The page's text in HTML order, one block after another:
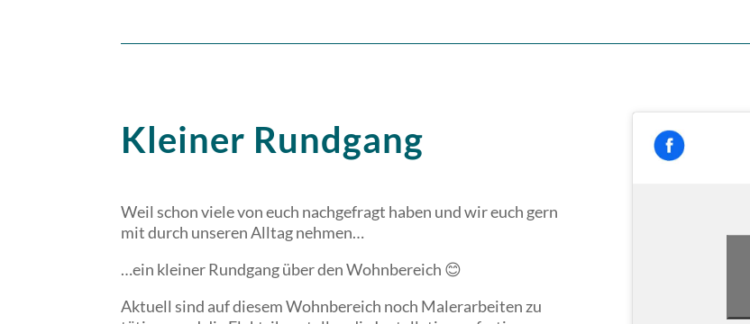
Kleiner Rundgang
Weil schon viele von euch nachgefragt haben und wir euch gern
mit durch unseren Alltag nehmen…
…ein kleiner Rundgang über den Wohnbereich 😊
Aktuell sind auf diesem Wohnbereich noch Malerarbeiten zu